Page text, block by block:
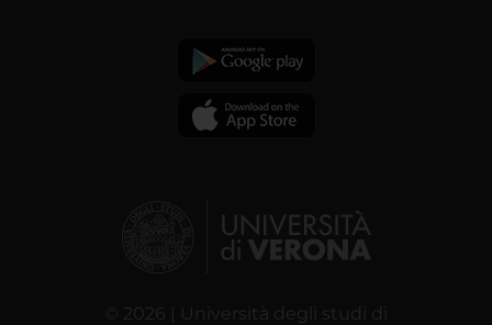
© 2026 | Università degli studi di